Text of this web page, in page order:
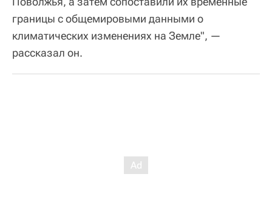
границы с общемировыми данными о
климатических изменениях на Земле", —
рассказал он.